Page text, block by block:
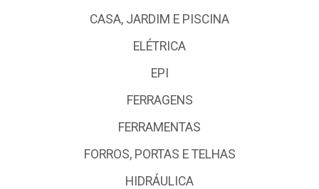
CASA, JARDIM E PISCINA
ELÉTRICA
EPI
FERRAGENS
FERRAMENTAS
FORROS, PORTAS E TELHAS
HIDRÁULICA